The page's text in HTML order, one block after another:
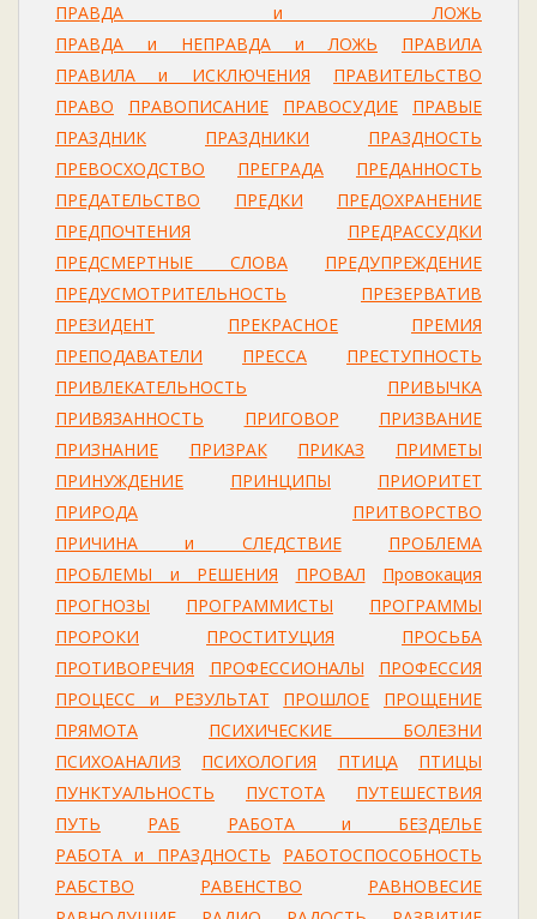
ПРАВДА и ЛОЖЬ
ПРАВДА и НЕПРАВДА и ЛОЖЬ
ПРАВИЛА
ПРАВИЛА и ИСКЛЮЧЕНИЯ
ПРАВИТЕЛЬСТВО
ПРАВО
ПРАВОПИСАНИЕ ПРАВОСУДИЕ
ПРАВЫЕ
ПРАЗДНИК
ПРАЗДНИКИ
ПРАЗДНОСТЬ
ПРЕВОСХОДСТВО
ПРЕГРАДА
ПРЕДАННОСТЬ
ПРЕДАТЕЛЬСТВО
ПРЕДКИ
ПРЕДОХРАНЕНИЕ
ПРЕДПОЧТЕНИЯ
ПРЕДРАССУДКИ
ПРЕДСМЕРТНЫЕ СЛОВА
ПРЕДУПРЕЖДЕНИЕ
ПРЕДУСМОТРИТЕЛЬНОСТЬ
ПРЕЗЕРВАТИВ
ПРЕЗИДЕНТ
ПРЕКРАСНОЕ
ПРЕМИЯ
ПРЕПОДАВАТЕЛИ
ПРЕССА
ПРЕСТУПНОСТЬ
ПРИВЛЕКАТЕЛЬНОСТЬ
ПРИВЫЧКА
ПРИВЯЗАННОСТЬ
ПРИГОВОР
ПРИЗВАНИЕ
ПРИЗНАНИЕ
ПРИЗРАК ПРИКАЗ
ПРИМЕТЫ
ПРИНУЖДЕНИЕ
ПРИНЦИПЫ
ПРИОРИТЕТ
ПРИРОДА
ПРИТВОРСТВО
ПРИЧИНА и СЛЕДСТВИЕ
ПРОБЛЕМА
ПРОБЛЕМЫ и РЕШЕНИЯ
ПРОВАЛ
Провокация
ПРОГНОЗЫ
ПРОГРАММИСТЫ
ПРОГРАММЫ
ПРОРОКИ
ПРОСТИТУЦИЯ
ПРОСЬБА
ПРОТИВОРЕЧИЯ
ПРОФЕССИОНАЛЫ
ПРОФЕССИЯ
ПРОЦЕСС и РЕЗУЛЬТАТ
ПРОШЛОЕ
ПРОЩЕНИЕ
ПРЯМОТА
ПСИХИЧЕСКИЕ БОЛЕЗНИ
ПСИХОАНАЛИЗ
ПСИХОЛОГИЯ ПТИЦА
ПТИЦЫ
ПУНКТУАЛЬНОСТЬ
ПУСТОТА
ПУТЕШЕСТВИЯ
ПУТЬ
РАБ
РАБОТА и БЕЗДЕЛЬЕ
РАБОТА и ПРАЗДНОСТЬ
РАБОТОСПОСОБНОСТЬ
РАБСТВО
РАВЕНСТВО
РАВНОВЕСИЕ